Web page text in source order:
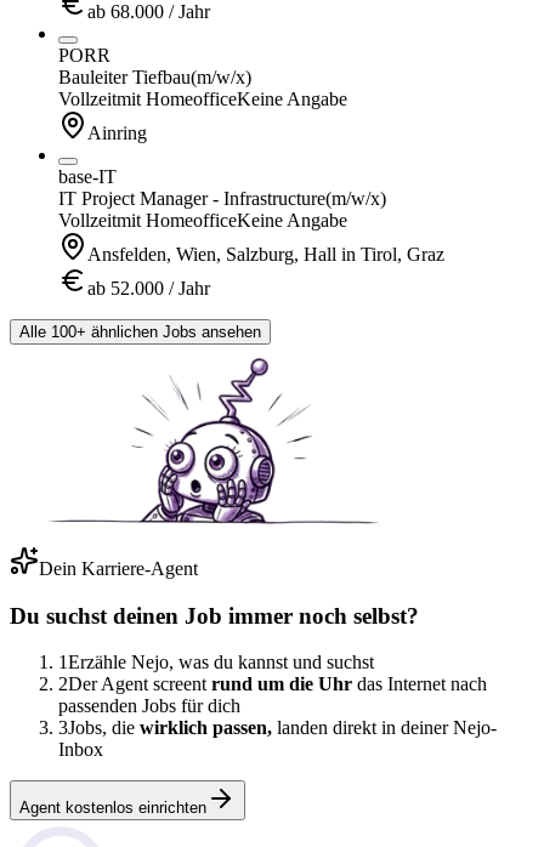
ab 68.000 / Jahr
PORR
Bauleiter Tiefbau(m/w/x)
Vollzeitmit HomeofficeKeine Angabe
Ainring
base-IT
IT Project Manager - Infrastructure(m/w/x)
Vollzeitmit HomeofficeKeine Angabe
Ansfelden, Wien, Salzburg, Hall in Tirol, Graz
ab 52.000 / Jahr
Alle 100+ ähnlichen Jobs ansehen
Dein Karriere-Agent
Du suchst deinen Job immer noch selbst?
1Erzähle Nejo, was du kannst und suchst
2Der Agent screent rund um die Uhr das Internet nach
passenden Jobs für dich
3Jobs, die wirklich passen, landen direkt in deiner Nejo-
Inbox
Agent kostenlos einrichten